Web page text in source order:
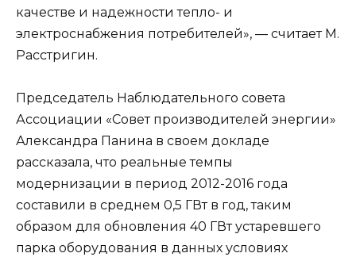
качестве и надежности тепло- и
электроснабжения потребителей», — считает М.
Расстригин.
Председатель Наблюдательного совета
Ассоциации «Совет производителей энергии»
Александра Панина в своем докладе
рассказала, что реальные темпы
модернизации в период 2012-2016 года
составили в среднем 0,5 ГВт в год, таким
образом для обновления 40 ГВт устаревшего
парка оборудования в данных условиях